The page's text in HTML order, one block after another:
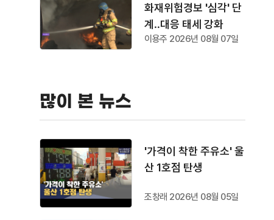
화재위험경보 '심각' 단
계‥대응 태세 강화
이용주 2026년 08월 07일
많이 본 뉴스
'가격이 착한 주유소' 울
산 1호점 탄생
조창래 2026년 08월 05일